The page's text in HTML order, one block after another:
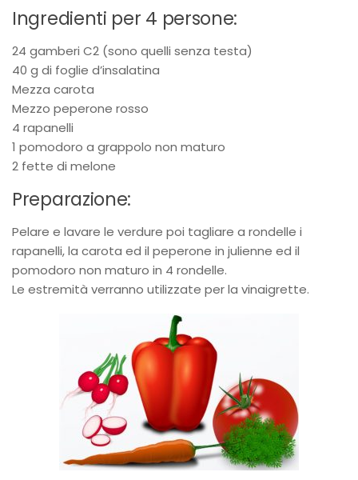
Ingredienti per 4 persone:
24 gamberi C2 (sono quelli senza testa)
40 g di foglie d’insalatina
Mezza carota
Mezzo peperone rosso
4 rapanelli
1 pomodoro a grappolo non maturo
2 fette di melone
Preparazione:
Pelare e lavare le verdure poi tagliare a rondelle i
rapanelli, la carota ed il peperone in julienne ed il
pomodoro non maturo in 4 rondelle.
Le estremità verranno utilizzate per la vinaigrette.